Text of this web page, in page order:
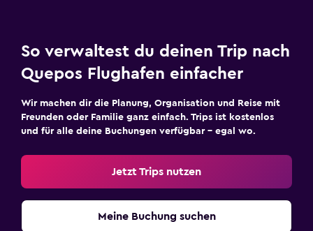
So verwaltest du deinen Trip nach
Quepos Flughafen einfacher
Wir machen dir die Planung, Organisation und Reise mit
Freunden oder Familie ganz einfach. Trips ist kostenlos
und für alle deine Buchungen verfügbar – egal wo.
Jetzt Trips nutzen
Meine Buchung suchen